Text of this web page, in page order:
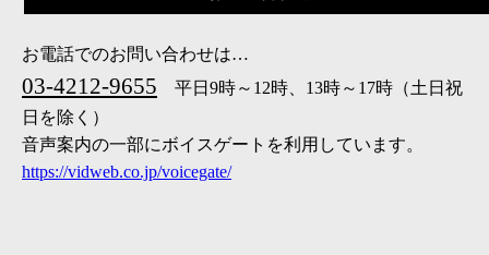
お電話でのお問い合わせは…
03-4212-9655 平日9時～12時、13時～17時（土日祝
日を除く）
音声案内の一部にボイスゲートを利用しています。
https://vidweb.co.jp/voicegate/